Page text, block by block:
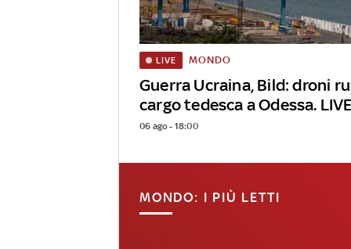
Guerra Ucraina, Bild: droni
cargo tedesca a Odessa.
LIVE MONDO
06 ago - 18:00
MONDO: I PIÙ LETTI